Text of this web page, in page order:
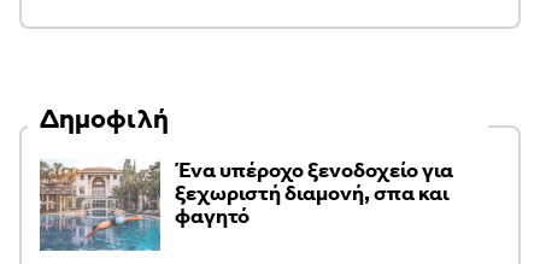
Δημοφιλή
Ένα υπέροχο ξενοδοχείο για
ξεχωριστή διαμονή, σπα και
φαγητό